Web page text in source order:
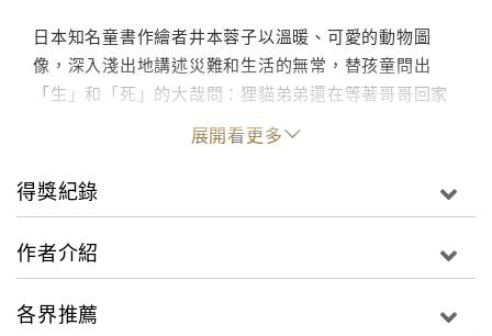
日本知名童書作繪者井本蓉子以溫暖、可愛的動物圖
像，深入淺出地講述災難和生活的無常，替孩童問出
「生」和「死」的大哉問：狸貓弟弟還在等著哥哥回家
陪他玩、兔子媽媽希望孩子再叫她一聲：「媽媽」、狐
狸爸爸則訴說著對亡妻的感謝……
而這些來不及說出口的話，和綿長無盡的思念，到底能
住在岩手縣的佐佐木格先生，在自家庭院設置了一座
展開看更多
得獎紀錄
作者介紹
各界推薦